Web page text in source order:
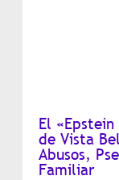
El
de Vista
Abusos,
Familiar